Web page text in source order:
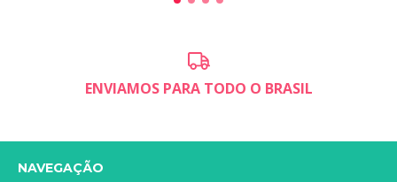
ENVIAMOS PARA TODO O BRASIL
NAVEGAÇÃO